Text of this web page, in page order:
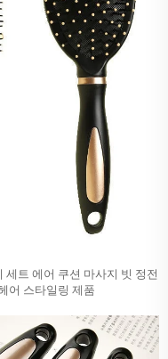
트 에어 쿠션 마사지 빗 정전
어 스타일링 제품